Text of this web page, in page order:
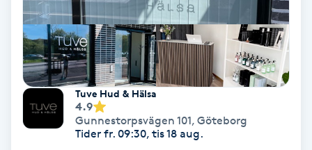
HIFU
Hollywood Peel
Hot Stone Massage
Hot yoga
Tuve Hud & Hälsa
4.9
Gunnestorpsvägen 101, Göteborg
Tider fr. 09:30, tis 18 aug.